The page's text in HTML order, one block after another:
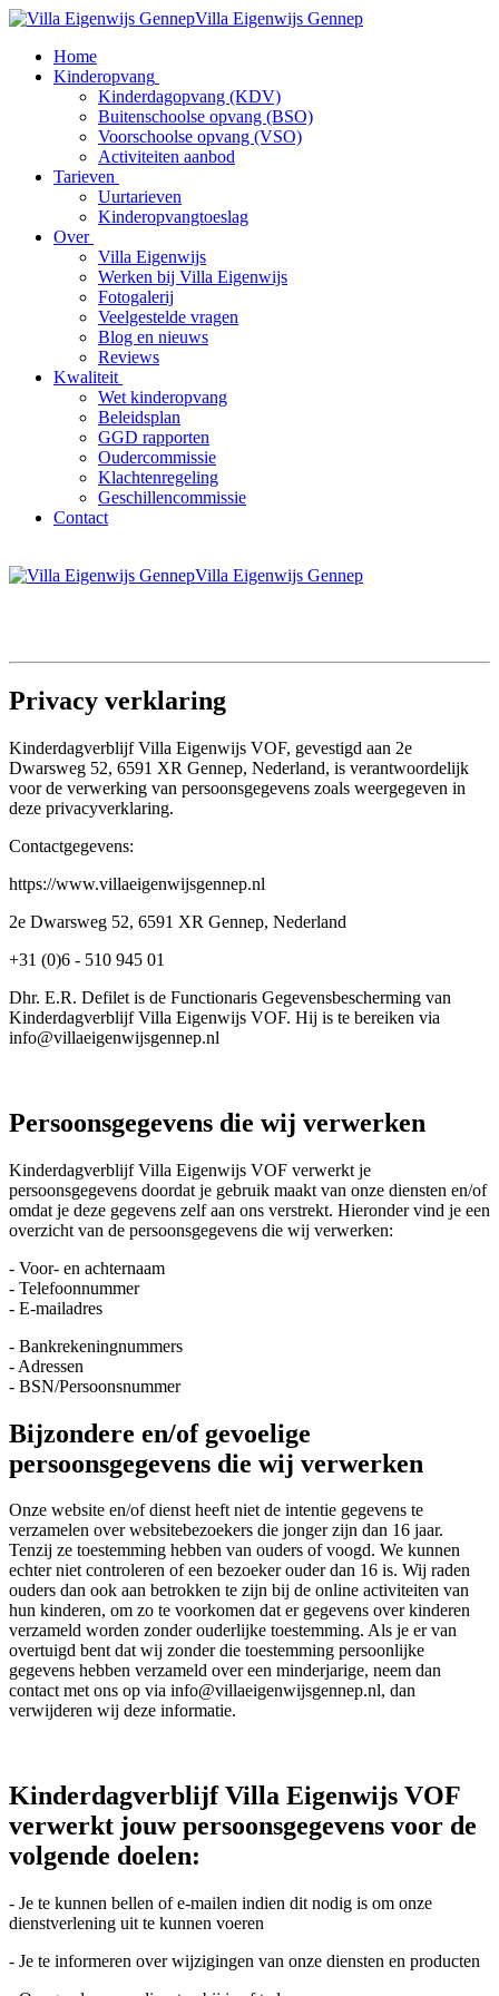
Villa Eigenwijs Gennep
Home
Kinderopvang
Kinderdagopvang (KDV)
Buitenschoolse opvang (BSO)
Voorschoolse opvang (VSO)
Activiteiten aanbod
Tarieven
Uurtarieven
Kinderopvangtoeslag
Over
Villa Eigenwijs
Werken bij Villa Eigenwijs
Fotogalerij
Veelgestelde vragen
Blog en nieuws
Reviews
Kwaliteit
Wet kinderopvang
Beleidsplan
GGD rapporten
Oudercommissie
Klachtenregeling
Geschillencommissie
Contact
Villa Eigenwijs Gennep
Privacy verklaring
Kinderdagverblijf Villa Eigenwijs VOF, gevestigd aan 2e
Dwarsweg 52, 6591 XR Gennep, Nederland, is verantwoordelijk
voor de verwerking van persoonsgegevens zoals weergegeven in
deze privacyverklaring.
Contactgegevens:
https://www.villaeigenwijsgennep.nl
2e Dwarsweg 52, 6591 XR Gennep, Nederland
+31 (0)6 - 510 945 01
Dhr. E.R. Defilet is de Functionaris Gegevensbescherming van
Kinderdagverblijf Villa Eigenwijs VOF. Hij is te bereiken via
info@villaeigenwijsgennep.nl
Persoonsgegevens die wij verwerken
Kinderdagverblijf Villa Eigenwijs VOF verwerkt je
persoonsgegevens doordat je gebruik maakt van onze diensten en/of
omdat je deze gegevens zelf aan ons verstrekt. Hieronder vind je een
overzicht van de persoonsgegevens die wij verwerken:
- Voor- en achternaam
- Telefoonnummer
- E-mailadres
- Bankrekeningnummers
- Adressen
- BSN/Persoonsnummer
Bijzondere en/of gevoelige
persoonsgegevens die wij verwerken
Onze website en/of dienst heeft niet de intentie gegevens te
verzamelen over websitebezoekers die jonger zijn dan 16 jaar.
Tenzij ze toestemming hebben van ouders of voogd. We kunnen
echter niet controleren of een bezoeker ouder dan 16 is. Wij raden
ouders dan ook aan betrokken te zijn bij de online activiteiten van
hun kinderen, om zo te voorkomen dat er gegevens over kinderen
verzameld worden zonder ouderlijke toestemming. Als je er van
overtuigd bent dat wij zonder die toestemming persoonlijke
gegevens hebben verzameld over een minderjarige, neem dan
contact met ons op via info@villaeigenwijsgennep.nl, dan
verwijderen wij deze informatie.
Kinderdagverblijf Villa Eigenwijs VOF
verwerkt jouw persoonsgegevens voor de
volgende doelen:
- Je te kunnen bellen of e-mailen indien dit nodig is om onze
dienstverlening uit te kunnen voeren
- Je te informeren over wijzigingen van onze diensten en producten